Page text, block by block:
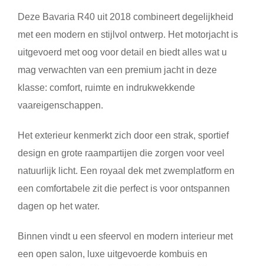
Deze Bavaria R40 uit 2018 combineert degelijkheid
met een modern en stijlvol ontwerp. Het motorjacht is
uitgevoerd met oog voor detail en biedt alles wat u
mag verwachten van een premium jacht in deze
klasse: comfort, ruimte en indrukwekkende
vaareigenschappen.
Het exterieur kenmerkt zich door een strak, sportief
design en grote raampartijen die zorgen voor veel
natuurlijk licht. Een royaal dek met zwemplatform en
een comfortabele zit die perfect is voor ontspannen
dagen op het water.
Binnen vindt u een sfeervol en modern interieur met
een open salon, luxe uitgevoerde kombuis en